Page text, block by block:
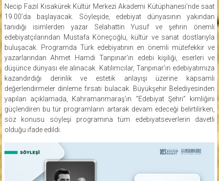
Necip Fazıl Kısakürek Kültür Merkezi Akademi Kütüphanesi’nde saat
19.00’da başlayacak. Söyleşide, edebiyat dünyasının yakından
tanıdığı isimlerden yazar Selahattin Yusuf ve şehrin önemli
edebiyatçılarından Mustafa Köneçoğlu, kültür ve sanat dostlarıyla
buluşacak. Programda Türk edebiyatının en önemli mütefekkir ve
yazarlarından Ahmet Hamdi Tanpınar’ın edebi kişiliği, eserleri ve
düşünce dünyası ele alınacak. Katılımcılar, Tanpınar’ın edebiyatımıza
kazandırdığı derinlik ve estetik anlayışı üzerine kapsamlı
değerlendirmeler dinleme fırsatı bulacak. Büyükşehir Belediyesinden
yapılan açıklamada, Kahramanmaraş’ın “Edebiyat Şehri” kimliğini
güçlendiren bu tür programların artarak devam edeceği belirtilirken,
söz konusu söyleşi programına tüm edebiyatseverlerin davetli
olduğu ifade edildi.